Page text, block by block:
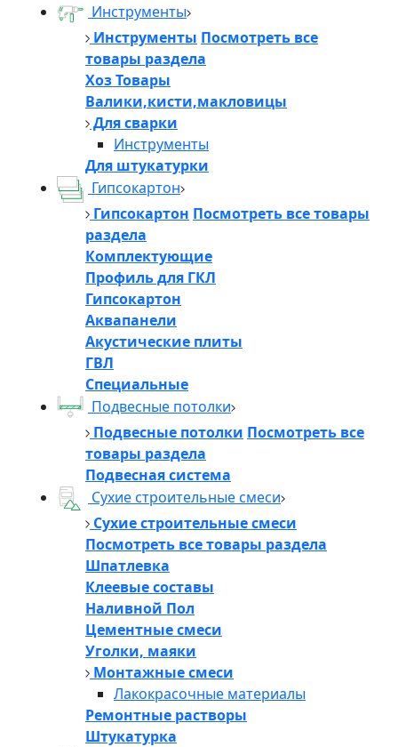
Инструменты
Инструменты Посмотреть все
товары раздела
Хоз Товары
Валики,кисти,макловицы
Для сварки
Инструменты
Для штукатурки
Гипсокартон
Гипсокартон Посмотреть все товары
раздела
Комплектующие
Профиль для ГКЛ
Гипсокартон
Аквапанели
Акустические плиты
ГВЛ
Специальные
Подвесные потолки
Подвесные потолки Посмотреть все
товары раздела
Подвесная система
Сухие строительные смеси
Сухие строительные смеси
Посмотреть все товары раздела
Шпатлевка
Клеевые составы
Наливной Пол
Цементные смеси
Уголки, маяки
Монтажные смеси
Лакокрасочные материалы
Ремонтные растворы
Штукатурка